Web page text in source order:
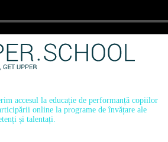
accesul la educație de performanță copiilor
online la programe de învățare ale
și talentați.